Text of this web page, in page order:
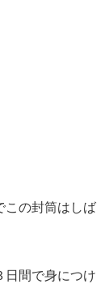
この封筒はしば
日間で身につけ